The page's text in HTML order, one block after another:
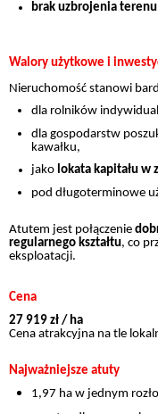
brak uzbrojenia terenu
Walory użytkowe i
Nieruchomość stanowi
dla rolników
dla gospodarstw
kawałku,
jako lokata kapitału w
pod długoterminowe
Atutem jest połączenie
regularnego kształtu, co
eksploatacji.
Cena
27 919 zł / ha
Cena atrakcyjna na tle
Najważniejsze atuty
1,97 ha w jednym